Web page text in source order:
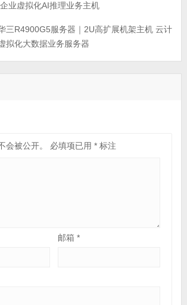
业虚拟化AI推理业务主机
三R4900G5服务器｜2U高扩展机架主机 云计
拟化大数据业务服务器
会被公开。 必填项已用 *标注
邮箱*